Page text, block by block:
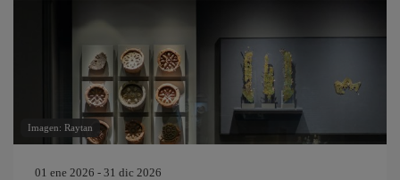
Imagen: Raytan
01 ene 2026 - 31 dic 2026